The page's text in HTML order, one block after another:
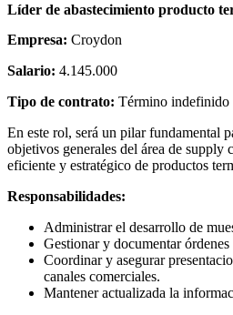
Líder de abastecimiento producto
Empresa: Croydon
Salario: 4.145.000
Tipo de contrato: Término indefinido
En este rol, será un pilar fundamental
objetivos generales del área de supply
eficiente y estratégico de productos
Responsabilidades:
Administrar el desarrollo de
Gestionar y documentar órdenes
Coordinar y asegurar
canales comerciales.
Mantener actualizada la